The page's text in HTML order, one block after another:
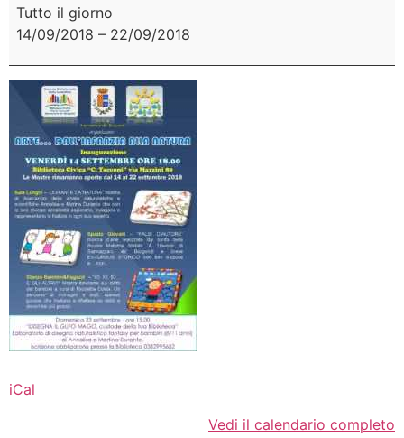
Tutto il giorno
14/09/2018 – 22/09/2018
iCal
Vedi il calendario completo